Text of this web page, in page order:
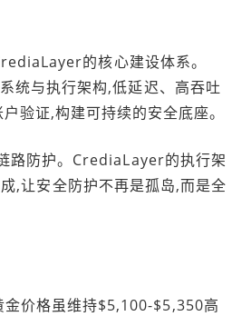
的核心建设体系。
统与执行架构,低延迟、高吞吐
验证,构建可持续的安全底座。
路防护。CrediaLayer的执行架
,让安全防护不再是孤岛,而是全
价格虽维持$5,100-$5,350高